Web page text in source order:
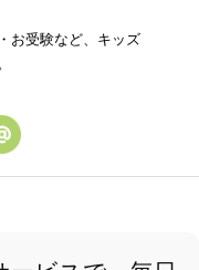
お受験など、キッズ